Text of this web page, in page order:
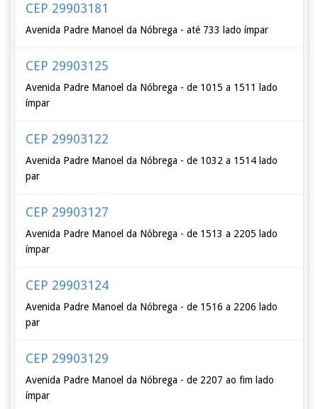
CEP 29903181
Avenida Padre Manoel da Nóbrega - até 733 lado ímpar
CEP 29903125
Avenida Padre Manoel da Nóbrega - de 1015 a 1511 lado
ímpar
CEP 29903122
Avenida Padre Manoel da Nóbrega - de 1032 a 1514 lado
par
CEP 29903127
Avenida Padre Manoel da Nóbrega - de 1513 a 2205 lado
ímpar
CEP 29903124
Avenida Padre Manoel da Nóbrega - de 1516 a 2206 lado
par
CEP 29903129
Avenida Padre Manoel da Nóbrega - de 2207 ao fim lado
ímpar